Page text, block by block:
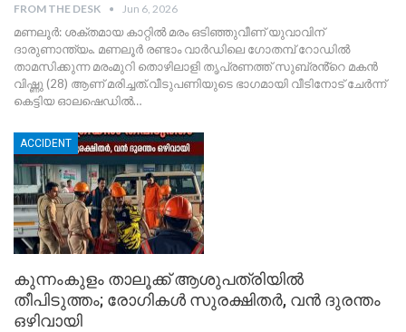
FROM THE DESK Jun 6, 2026
​മണലൂർ: ശക്തമായ കാറ്റിൽ മരം ഒടിഞ്ഞുവീണ് യുവാവിന്
ദാരുണാന്ത്യം. മണലൂർ രണ്ടാം വാർഡിലെ ഗോതമ്പ് റോഡിൽ
താമസിക്കുന്ന മരംമുറി തൊഴിലാളി തൃപ്രണത്ത് സുബ്രൻ്റെ മകൻ
വിഷ്ണു (28) ആണ് മരിച്ചത്.​വീടുപണിയുടെ ഭാഗമായി വീടിനോട് ചേർന്ന്
കെട്ടിയ ഓലഷെഡിൽ…
ACCIDENT
കുന്നംകുളം താലൂക്ക് ആശുപത്രിയിൽ
തീപിടുത്തം; രോഗികൾ സുരക്ഷിതർ, വൻ ദുരന്തം
ഒഴിവായി